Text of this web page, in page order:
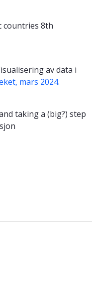
countries 8th
av data i
mars 2024.
taking a (big?) step